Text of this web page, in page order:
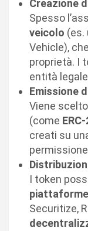
Creazione
Spesso
veicolo (es.
Vehicle),
proprietà. I
entità
Emissione
Viene
(come
creati su
I token
Securitize,